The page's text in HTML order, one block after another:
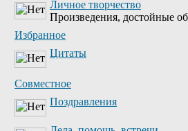
Личное творчество
Произведения, достойные
Избранное
Цитаты
Совместное
Поздравления